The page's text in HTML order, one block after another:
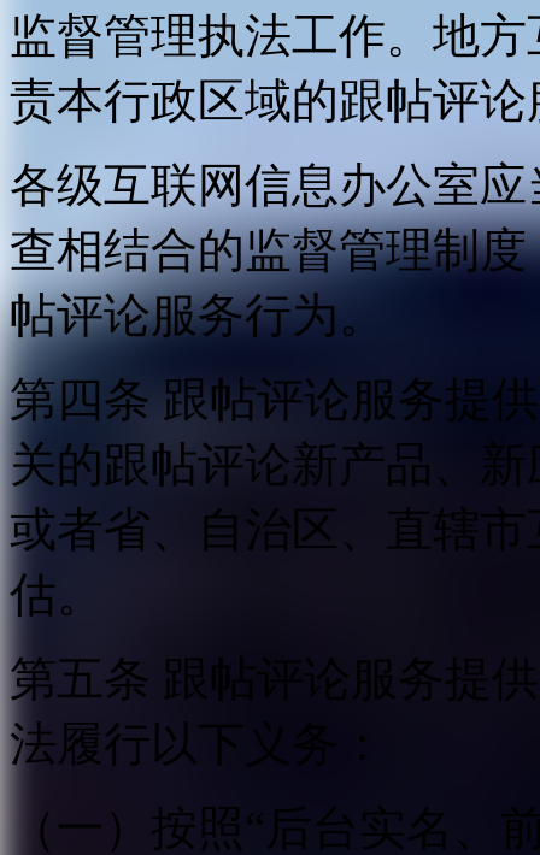
监督管理执法工作。地
责本行政区域的跟帖评
各级互联网信息办公室
查相结合的监督管理制
帖评论服务行为。
第四条 跟帖评论服务提
关的跟帖评论新产品、
或者省、自治区、直辖
估。
第五条 跟帖评论服务提
法履行以下义务：
（一）按照“后台实名、